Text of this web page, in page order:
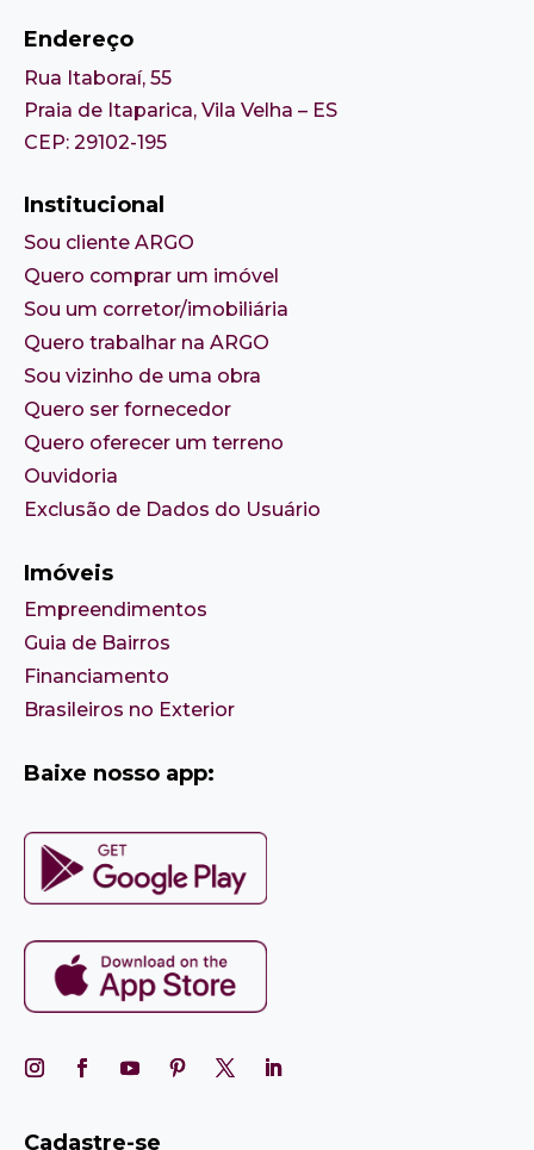
Endereço
Rua Itaboraí, 55
Praia de Itaparica, Vila Velha – ES
CEP: 29102-195
Institucional
Sou cliente ARGO
Quero comprar um imóvel
Sou um corretor/imobiliária
Quero trabalhar na ARGO
Sou vizinho de uma obra
Quero ser fornecedor
Quero oferecer um terreno
Ouvidoria
Exclusão de Dados do Usuário
Imóveis
Empreendimentos
Guia de Bairros
Financiamento
Brasileiros no Exterior
Baixe nosso app:
Cadastre-se